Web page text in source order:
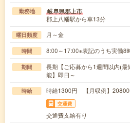
勤務地 岐阜県郡上市
郡上八幡駅から車13分
曜日頻度 月～金
時間 8:00～17:00※表記のうち実働8
期間
長期【ご応募から1週間以内(
能】即日～
時給 時給1300円 【月収例】
交通費
交通費支給有り